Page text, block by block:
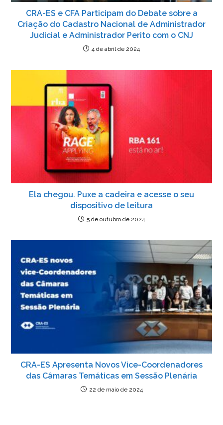
CRA-ES e CFA Participam do Debate sobre a
Criação do Cadastro Nacional de Administrador
Judicial e Administrador Perito com o CNJ
4 de abril de 2024
Ela chegou. Puxe a cadeira e acesse o seu
dispositivo de leitura
5 de outubro de 2024
CRA-ES Apresenta Novos Vice-Coordenadores
das Câmaras Temáticas em Sessão Plenária
22 de maio de 2024